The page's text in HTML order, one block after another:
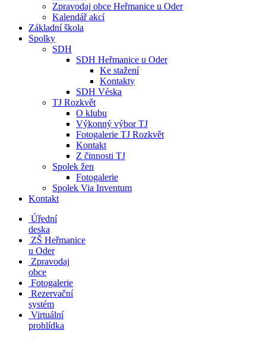
Zpravodaj obce Heřmanice u Oder
Kalendář akcí
Základní škola
Spolky
SDH
SDH Heřmanice u Oder
Ke stažení
Kontakty
SDH Véska
TJ Rozkvět
O klubu
Výkonný výbor TJ
Fotogalerie TJ Rozkvět
Kontakt
Z činnosti TJ
Spolek žen
Fotogalerie
Spolek Via Inventum
Kontakt
Úřední
deska
ZŠ Heřmanice
u Oder
Zpravodaj
obce
Fotogalerie
Rezervační
systém
Virtuální
prohlídka